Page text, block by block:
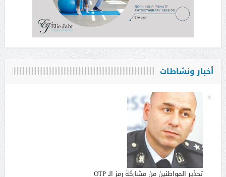
أخبار ونشاطات
تحذير المواطنين من مشاركة رمز الـ OTP